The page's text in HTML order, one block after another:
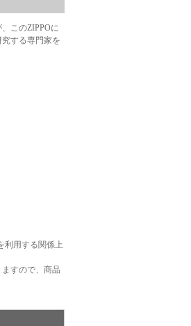
このZIPPOに
する専門家を
利用する関係上
すので、商品